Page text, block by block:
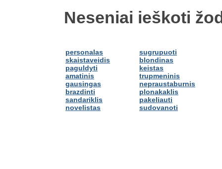
Neseniai ieškoti
personalas
skaistaveidis
paguldyti
amatinis
gausingas
brazdinti
sandariklis
novelistas
sugrupuoti
blondinas
keistas
trupmeninis
nepraustaburnis
plonakaklis
pakeliauti
sudovanoti